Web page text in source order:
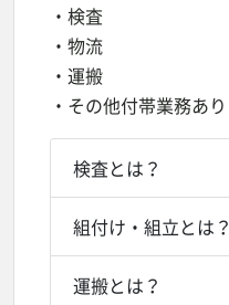
・検査
・物流
・運搬
・その他付帯業務あり
検査とは？
組付け・組立とは？
運搬とは？